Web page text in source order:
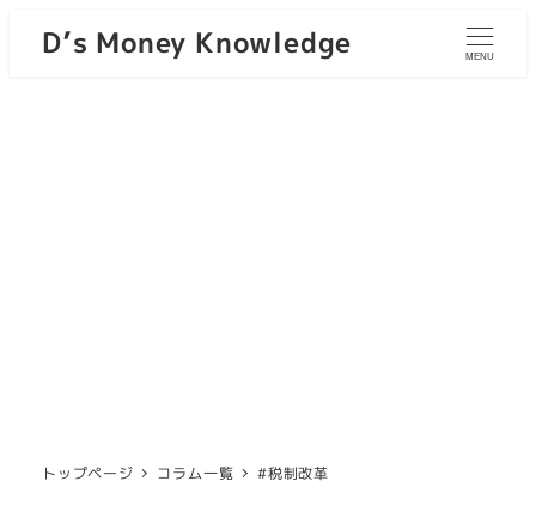
D’s Money Knowledge MENU
トップページ コラム一覧 #税制改革